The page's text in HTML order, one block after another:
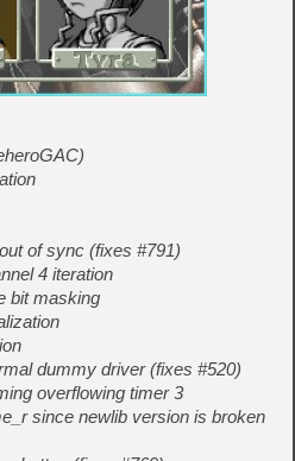
of sync (fixes #791)
4 iteration
bit masking
dummy driver (fixes #520)
overflowing timer 3
since newlib version is broken